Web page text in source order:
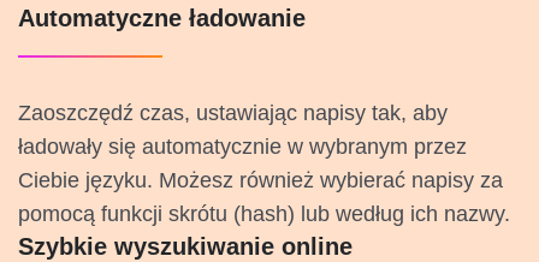
Automatyczne ładowanie
Zaoszczędź czas, ustawiając napisy tak, aby
ładowały się automatycznie w wybranym przez
Ciebie języku. Możesz również wybierać napisy za
pomocą funkcji skrótu (hash) lub według ich nazwy.
Szybkie wyszukiwanie online